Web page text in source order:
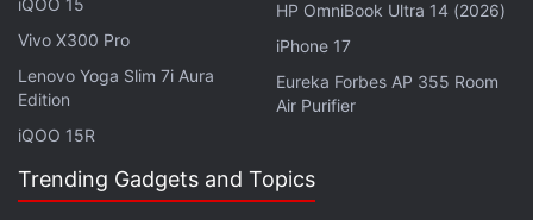
Honor 200 में भी Pro मॉडल के समान 6.78-इंच कर्व्ड OLED
डिस्प्ले है। डिस्प्ले स्पेसिफिकेशन्स भी Pro मॉडल के समान ही हैं।
हालांकि, Honor 200 में Snapdragon 7 Gen 3 प्रोसेसर मिलता
है, जिसके Pro मॉडल के समान 12GB तक कैमर और 512GB तक
स्टोरेज के साथ जोड़ा गया है।
iQOO 15
Vivo X300 Pro
Lenovo Yoga Slim 7i Aura
Edition
iQOO 15R
HP OmniBook Ultra 14 (2026)
iPhone 17
Eureka Forbes AP 355 Room
Air Purifier
Trending Gadgets and Topics